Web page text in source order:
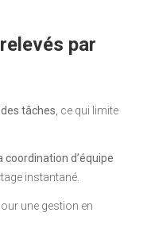
par
tâches , ce qui limite
coordination d’équipe
instantané.
une gestion en